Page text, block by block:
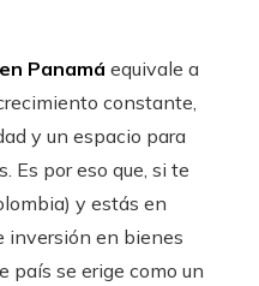
Panamá equivale a
constante,
y un espacio para
Es por eso que, si te
y estás en
inversión en bienes
país se erige como un